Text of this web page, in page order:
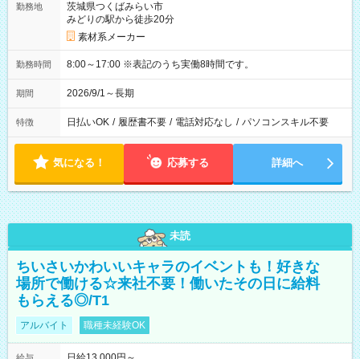
勤務地
茨城県つくばみらい市
みどりの駅から徒歩20分
素材系メーカー
勤務時間 8:00～17:00 ※表記のうち実働8時間です。
期間 2026/9/1～長期
特徴 日払いOK / 履歴書不要 / 電話対応なし / パソコンスキル不要
気になる！ 応募する 詳細へ
未読
ちいさいかわいいキャラのイベントも！好きな
場所で働ける☆来社不要！働いたその日に給料
もらえる◎/T1
アルバイト 職種未経験OK